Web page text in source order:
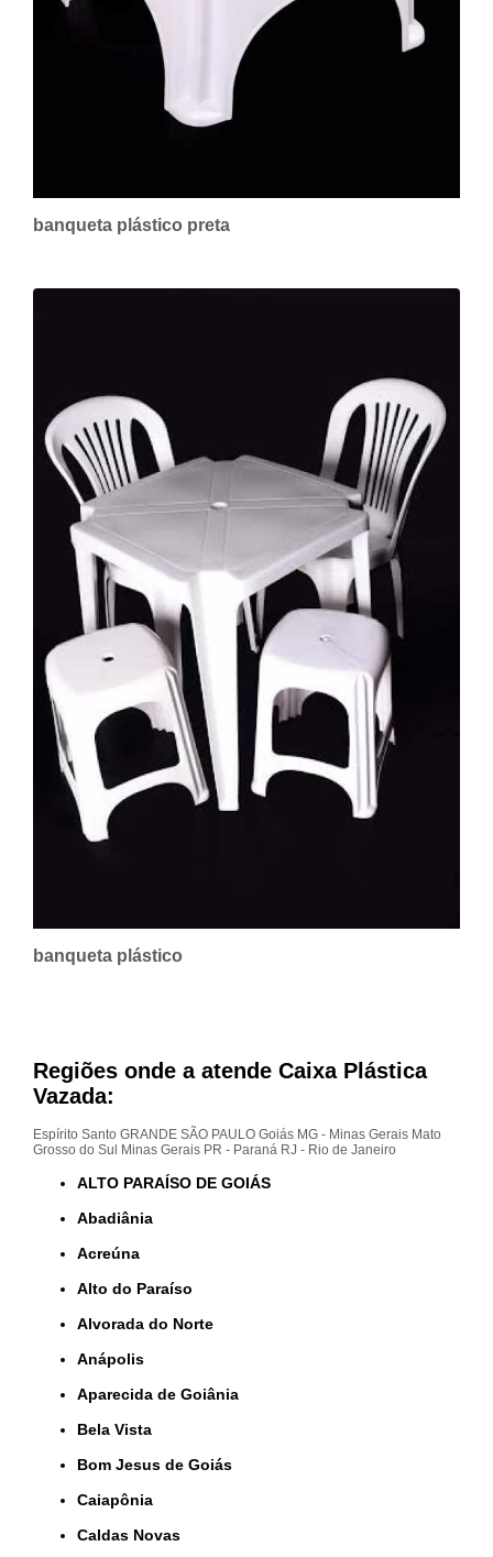
banqueta plástico preta
banqueta plástico
Regiões onde a atende Caixa Plástica
Vazada:
Espírito Santo GRANDE SÃO PAULO Goiás MG - Minas Gerais Mato
Grosso do Sul
Minas Gerais PR - Paraná RJ - Rio de Janeiro
ALTO PARAÍSO DE GOIÁS
Abadiânia
Acreúna
Alto do Paraíso
Alvorada do Norte
Anápolis
Aparecida de Goiânia
Bela Vista
Bom Jesus de Goiás
Caiapônia
Caldas Novas